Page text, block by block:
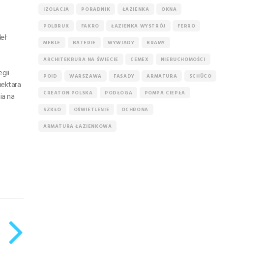
na
IZOLACJA PORADNIK ŁAZIENKA OKNA
POLBRUK FAKRO ŁAZIENKA WYSTRÓJ FERRO
MEBLE BATERIE WYWIADY BRAMY
ARCHITEKRURA NA ŚWIECIE CEMEX NIERUCHOMOŚCI
POID WARSZAWA FASADY ARMATURA SCHÜCO
CREATON POLSKA PODŁOGA POMPA CIEPŁA
SZKŁO OŚWIETLENIE OCHRONA
ARMATURA ŁAZIENKOWA